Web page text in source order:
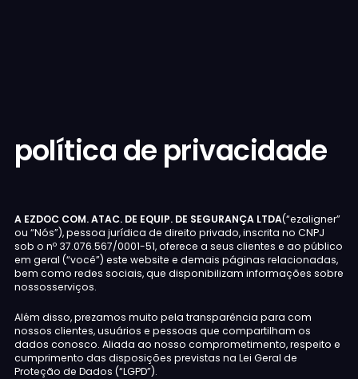
política de privacidade
A EZDOC COM. ATAC. DE EQUIP. DE SEGURANÇA LTDA(“ezaligner”
ou “Nós”), pessoa jurídica de direito privado, inscrita no CNPJ
sob o nº 37.076.567/0001-51, oferece a seus clientes e ao público
em geral (“você”) este website e demais páginas relacionadas,
bem como redes sociais, que disponibilizam informações sobre
nossosserviços.
Além disso, prezamos muito pela transparência para com
nossos clientes, usuários e pessoas que compartilham os
dados conosco. Aliada ao nosso comprometimento, respeito e
cumprimento das disposições previstas na Lei Geral de
Proteção de Dados (“LGPD”).